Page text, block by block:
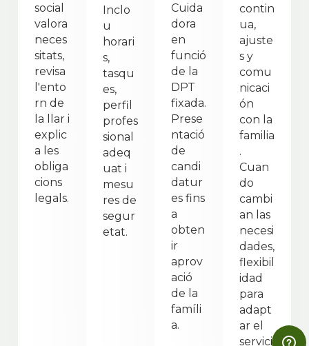
social
valora
neces
sitats,
revisa
l'ento
rn de
la llar i
explic
a les
obliga
cions
legals.
Inclo
u
horari
s,
tasqu
es,
perfil
profes
sional
adeq
uat i
mesu
res de
segur
etat.
Cuida
dora
en
funció
de la
DPT
fixada.
Prese
ntació
de
candi
datur
es fins
a
obten
ir
aprov
ació
de la
famíli
a.
contin
ua,
ajuste
s y
comu
nicaci
ón
con la
familia
.
Cuan
do
cambi
an las
necesi
dades,
flexibil
idad
para
adapt
ar el
servici